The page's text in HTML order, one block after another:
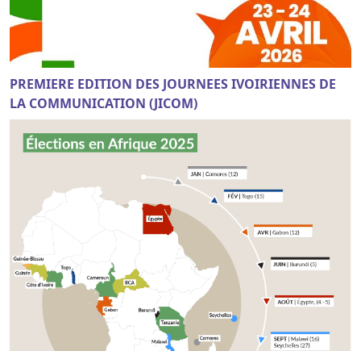
PREMIERE EDITION DES JOURNEES IVOIRIENNES DE
LA COMMUNICATION (JICOM)